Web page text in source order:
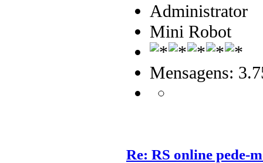
Administrator
Mini Robot
Mensagens:
Re: RS online pede-